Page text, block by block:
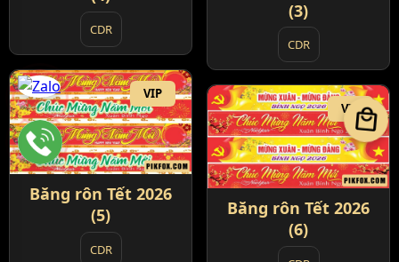
(3)
CDR
CDR
VIP
Băng rôn Tết 2026
(5)
CDR
VIP
Băng rôn Tết 2026
(6)
local_mall